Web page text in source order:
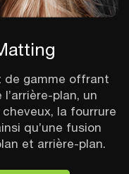
de gamme offrant
plan, un
la fourrure
qu’une fusion
et arrière-plan.